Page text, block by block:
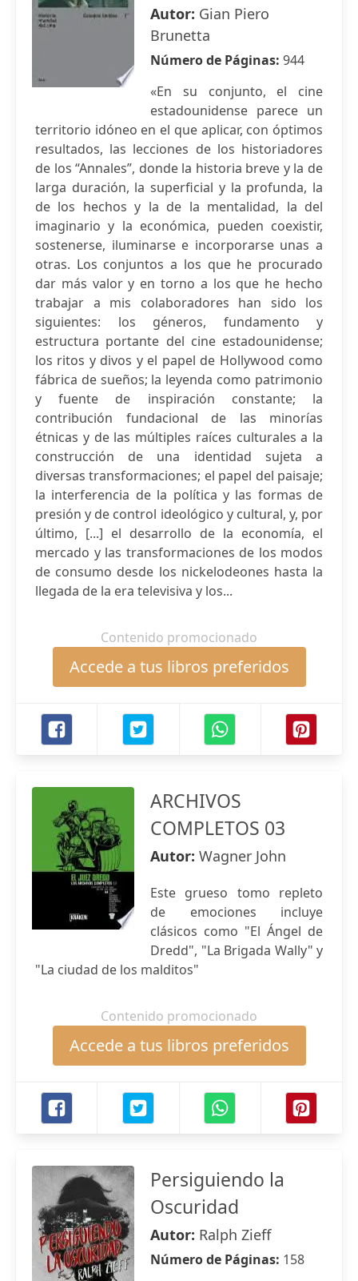
Autor: Gian Piero
Brunetta
Número de Páginas: 944
«En su conjunto, el cine
estadounidense parece un
territorio idóneo en el que aplicar, con óptimos
resultados, las lecciones de los historiadores
de los “Annales”, donde la historia breve y la de
larga duración, la superficial y la profunda, la
de los hechos y la de la mentalidad, la del
imaginario y la económica, pueden coexistir,
sostenerse, iluminarse e incorporarse unas a
otras. Los conjuntos a los que he procurado
dar más valor y en torno a los que he hecho
trabajar a mis colaboradores han sido los
siguientes: los géneros, fundamento y
estructura portante del cine estadounidense;
los ritos y divos y el papel de Hollywood como
fábrica de sueños; la leyenda como patrimonio
y fuente de inspiración constante; la
contribución fundacional de las minorías
étnicas y de las múltiples raíces culturales a la
construcción de una identidad sujeta a
diversas transformaciones; el papel del paisaje;
la interferencia de la política y las formas de
presión y de control ideológico y cultural, y, por
último, [...] el desarrollo de la economía, el
mercado y las transformaciones de los modos
de consumo desde los nickelodeones hasta la
llegada de la era televisiva y los...
Contenido promocionado
Accede a tus libros preferidos
ARCHIVOS
COMPLETOS 03
Autor: Wagner John
Este grueso tomo repleto
de emociones incluye
clásicos como "El Ángel de
Dredd", "La Brigada Wally" y
"La ciudad de los malditos"
Contenido promocionado
Accede a tus libros preferidos
Persiguiendo la
Oscuridad
Autor: Ralph Zieff
Número de Páginas: 158